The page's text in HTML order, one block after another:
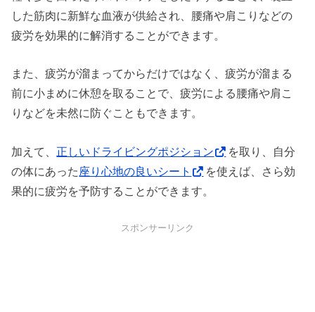
した筋肉に新鮮な血液が供給され、腰痛や肩こりなどの
疲労を効果的に解消することができます。
また、疲労が溜まってからだけではなく、疲労が溜まる
前に小まめに休憩を取ることで、疲労による腰痛や肩こ
りなどを未然に防ぐこともできます。
加えて、 正しいドライビングポジション
を取り、自分
の体にあった 座り心地の良いシート
を使えば、さら効
果的に疲労を予防することができます。
スポンサーリンク